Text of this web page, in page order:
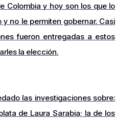
Colombia y hoy son los que lo
no le permiten gobernar. Casi
fueron entregadas a estos
la elección.
las investigaciones sobre:
de Laura Sarabia; la de los